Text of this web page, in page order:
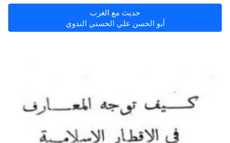
حديث مع الغرب
أبو الحسن علي الحسني الندوي